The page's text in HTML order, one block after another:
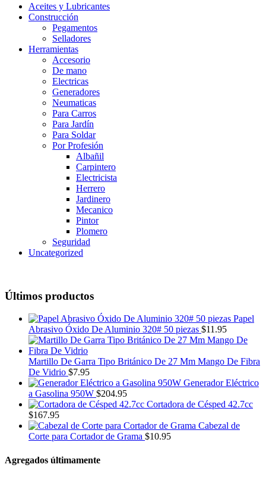
Aceites y Lubricantes
Construcción
Pegamentos
Selladores
Herramientas
Accesorio
De mano
Electricas
Generadores
Neumaticas
Para Carros
Para Jardín
Para Soldar
Por Profesión
Albañil
Carpintero
Electricista
Herrero
Jardinero
Mecanico
Pintor
Plomero
Seguridad
Uncategorized
Últimos productos
Papel
Abrasivo Óxido De Aluminio 320# 50 piezas $11.95
Martillo De Garra Tipo Británico De 27 Mm Mango De Fibra
De Vidrio $7.95
Generador Eléctrico
a Gasolina 950W $204.95
Cortadora de Césped 42.7cc
$167.95
Cabezal de
Corte para Cortador de Grama $10.95
Agregados últimamente